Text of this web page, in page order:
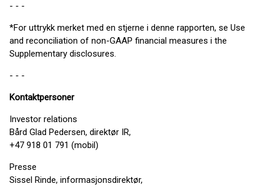
- - -
*For uttrykk merket med en stjerne i denne rapporten, se Use
and reconciliation of non-GAAP financial measures i the
Supplementary disclosures.
- - -
Kontaktpersoner
Investor relations
Bård Glad Pedersen, direktør IR,
+47 918 01 791 (mobil)
Presse
Sissel Rinde, informasjonsdirektør,